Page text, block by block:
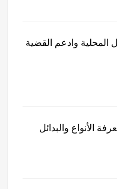
المحلية وادعم القضية
الأنواع والبدائل